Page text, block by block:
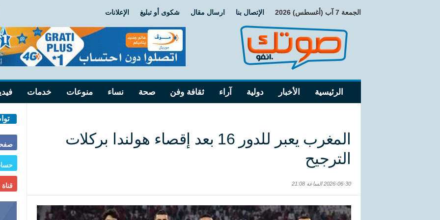
الجمعة 7 آب (أغسطس) 2026 الإتصال بنا ارسال مقال شكوى أو تبليغ الإعلانات
الرئيسية الأخبار دولية آراء ثقافة وفن صحة نساء منوعات خدمات
المغرب يعبر للدور 16 بعد إقصاء هولندا بركلات
الترجيح
2026-06-30 الساعة 21:08